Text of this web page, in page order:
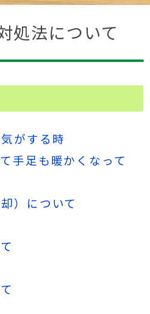
処法について
がする時
手足も暖かくなって
）について